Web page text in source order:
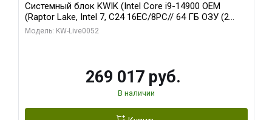
Системный блок KWIK (Intel Core i9-14900 OEM
(Raptor Lake, Intel 7, C24 16EC/8PC// 64 ГБ ОЗУ (2
модуля)/ Palit RTX5080 GAMINGPRO OC 16GB GDDR7
Модель: KW-Live0052
269 017 руб.
В наличии